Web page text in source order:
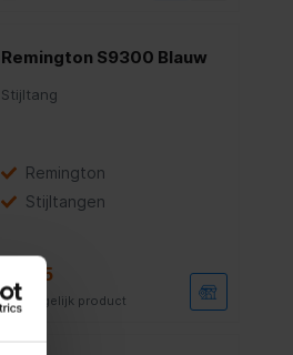
Remington S9300 Blauw
Stijltang
Remington
Stijltangen
59,95
Vergelijk product